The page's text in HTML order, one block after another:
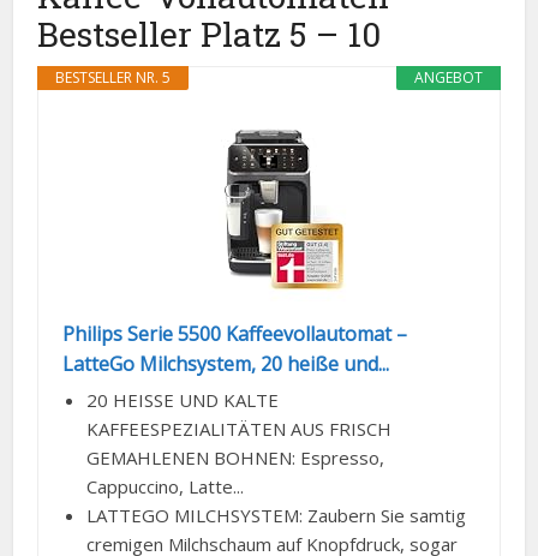
Bestseller Platz 5 – 10
ANGEBOT
BESTSELLER NR. 5
Philips Serie 5500 Kaffeevollautomat –
LatteGo Milchsystem, 20 heiße und...
20 HEISSE UND KALTE
KAFFEESPEZIALITÄTEN AUS FRISCH
GEMAHLENEN BOHNEN: Espresso,
Cappuccino, Latte...
LATTEGO MILCHSYSTEM: Zaubern Sie samtig
cremigen Milchschaum auf Knopfdruck, sogar